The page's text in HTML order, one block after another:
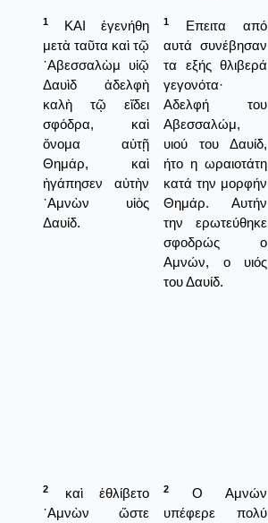
1
ΚΑΙ ἐγενήθη
μετὰ ταῦτα καὶ τῷ
᾿Αβεσσαλὼμ υἱῷ
Δαυὶδ ἀδελφὴ
καλὴ τῷ εἴδει
σφόδρα, καὶ
ὄνομα αὐτῇ
Θημάρ, καὶ
ἠγάπησεν αὐτὴν
᾿Αμνὼν υἱὸς
Δαυίδ.
1
Επειτα από
αυτά συνέβησαν
τα εξής θλιβερά
γεγονότα·
Αδελφή του
Αβεσσαλώμ,
υιού του Δαυίδ,
ήτο η ωραιοτάτη
κατά την μορφήν
Θημάρ. Αυτήν
την ερωτεύθηκε
σφοδρώς ο
Αμνών, ο υιός
του Δαυίδ.
2
καὶ ἐθλίβετο
᾿Αμνὼν ὥστε
2
Ο Αμνών
υπέφερε πολύ